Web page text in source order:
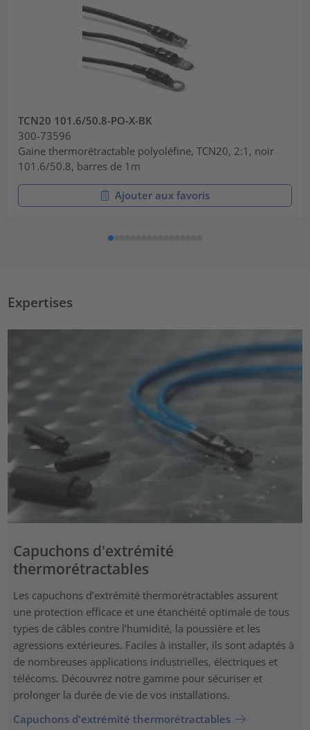
TCN20 101.6/50.8-PO-X-BK
300-73596
Gaine thermorétractable polyoléfine, TCN20, 2:1, noir
101.6/50.8, barres de 1m
Ajouter aux favoris
Expertises
Capuchons d'extrémité
thermorétractables
Les capuchons d’extrémité thermorétractables assurent
une protection efficace et une étanchéité optimale de tous
types de câbles contre l’humidité, la poussière et les
agressions extérieures. Faciles à installer, ils sont adaptés à
de nombreuses applications industrielles, électriques et
télécoms. Découvrez notre gamme pour sécuriser et
prolonger la durée de vie de vos installations.
Capuchons d'extrémité thermorétractables